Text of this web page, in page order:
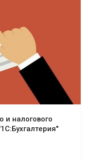
и налогового